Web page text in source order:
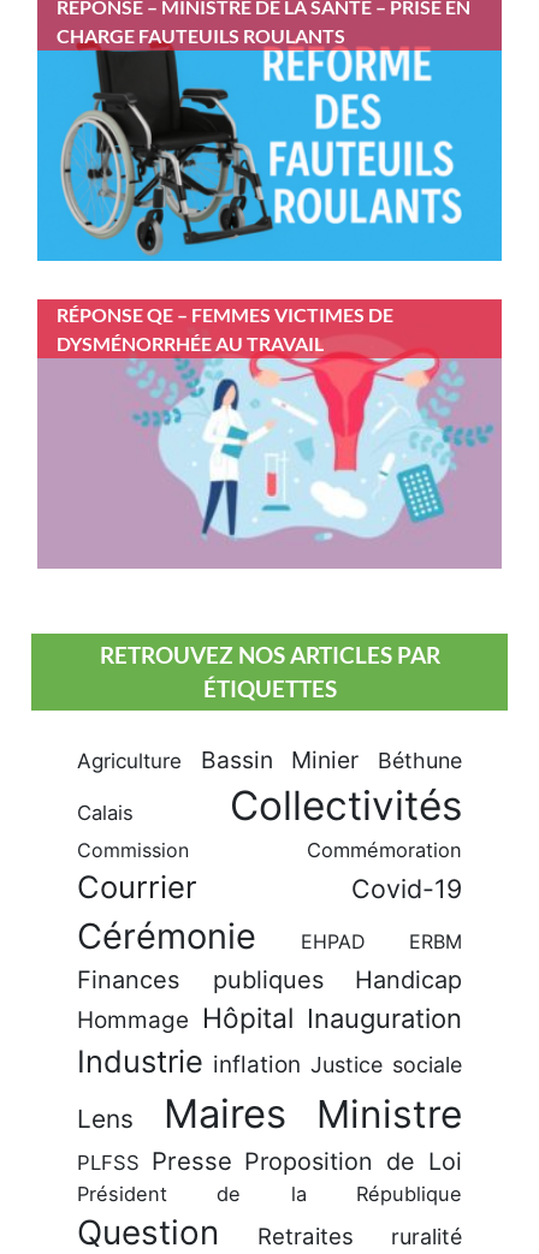
RÉPONSE – MINISTRE DE LA SANTÉ – PRISE EN
CHARGE FAUTEUILS ROULANTS
RÉPONSE QE – FEMMES VICTIMES DE
DYSMÉNORRHÉE AU TRAVAIL
RETROUVEZ NOS ARTICLES PAR
ÉTIQUETTES
Agriculture Bassin Minier Béthune
Calais Collectivités
Commission Commémoration
Courrier Covid-19
Cérémonie EHPAD ERBM
Finances publiques Handicap
Hommage Hôpital Inauguration
Industrie inflation Justice sociale
Lens Maires Ministre
PLFSS Presse Proposition de Loi
Président de la République
Question Retraites ruralité